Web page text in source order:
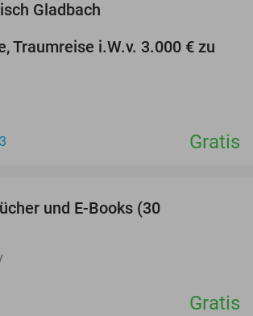
Gladbach
Traumreise i.W.v. 3.000 € zu
Gratis
und E-Books (30
Gratis